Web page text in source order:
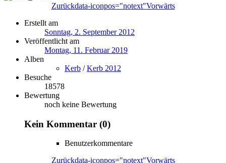
Zurückdata-iconpos="notext"Vorwärts
Erstellt am
Sonntag, 2. September 2012
Veröffentlicht am
Montag, 11. Februar 2019
Alben
Kerb /Kerb 2012
Besuche
18578
Bewertung
noch keine Bewertung
Kein Kommentar (0)
Benutzerkommentare
Zurückdata-iconpos="notext"Vorwärts